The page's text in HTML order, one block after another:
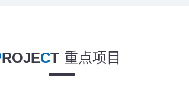
ROJECT 重点项目